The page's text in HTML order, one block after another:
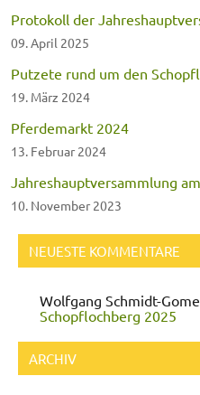
Protokoll der
09. April 2025
Putzete rund um den
19. März 2024
Pferdemarkt 2024
13. Februar 2024
Jahreshauptversammlung
10. November 2023
NEUESTE KOMMENTARE
Wolfgang Schmidt-
Schopflochberg 2025
ARCHIV